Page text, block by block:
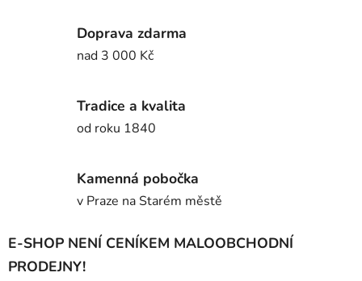
Doprava zdarma
nad 3 000 Kč
Tradice a kvalita
od roku 1840
Kamenná pobočka
v Praze na Starém městě
E-SHOP NENÍ CENÍKEM MALOOBCHODNÍ
PRODEJNY!